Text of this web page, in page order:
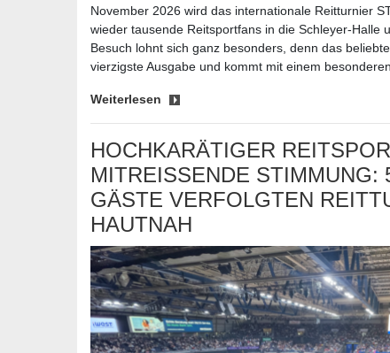
November 2026 wird das internationale Reitturnier
wieder tausende Reitsportfans in die Schleyer-Halle
Besuch lohnt sich ganz besonders, denn das
vierzigste Ausgabe und kommt mit einem
Weiterlesen
HOCHKARÄTIGER
MITREISSENDE STIMMUNG:
ÄSTE VERFOLGTEN
AUTNAH